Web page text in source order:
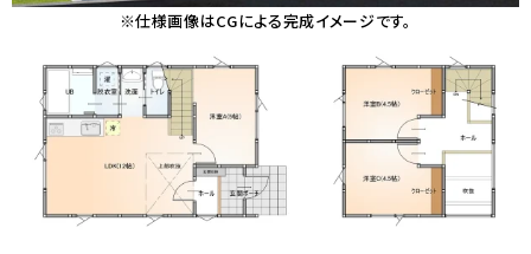
※仕様画像はCGによる完成イメージです。